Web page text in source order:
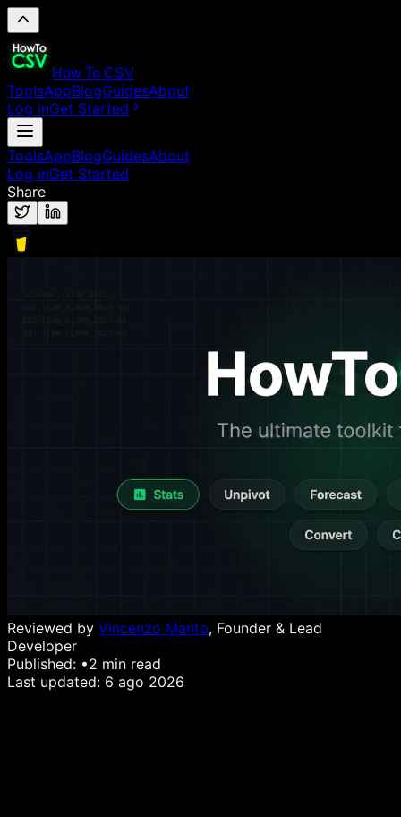
How To CSV
ToolsAppBlogGuidesAbout
Log inGet Started
ToolsAppBlogGuidesAbout
Log inGet Started
Share
Reviewed by Vincenzo Manto, Founder & Lead
Developer
Published: •2 min read
Last updated: 6 ago 2026